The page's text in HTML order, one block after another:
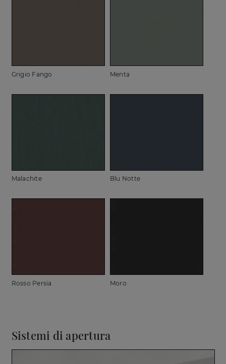
Grigio Fango Menta
Malachite Blu Notte
Rosso Persia Moro
Sistemi di apertura